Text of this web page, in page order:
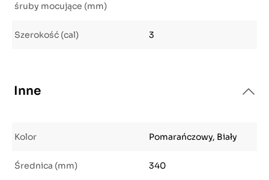
śruby mocujące (mm)
Szerokość (cal) 3
Inne
Kolor Pomarańczowy, Biały
Średnica (mm) 340